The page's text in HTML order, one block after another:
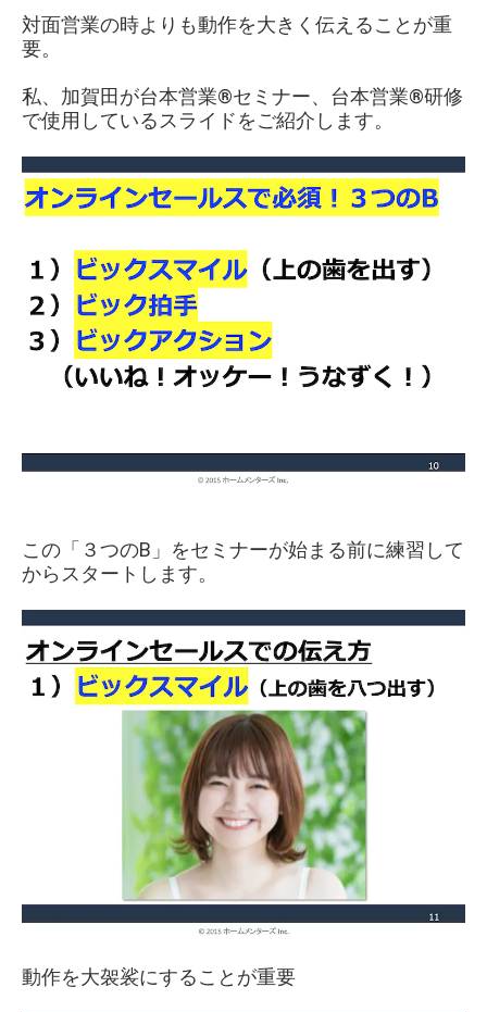
対面営業の時よりも動作を大きく伝えることが重
要。
私、加賀田が台本営業®︎セミナー、台本営業®︎研修
で使用しているスライドをご紹介します。
この「３つのB」をセミナーが始まる前に練習して
からスタートします。
動作を大袈裟にすることが重要